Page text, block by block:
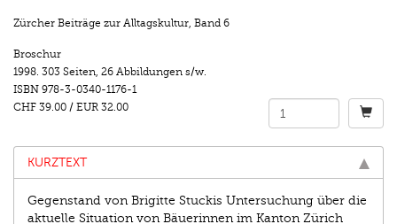
Zürcher Beiträge zur Alltagskultur, Band 6
Broschur
1998. 303 Seiten, 26 Abbildungen s/w.
ISBN 978-3-0340-1176-1
CHF 39.00 / EUR 32.00
KURZTEXT
Gegenstand von Brigitte Stuckis Untersuchung über die
aktuelle Situation von Bäuerinnen im Kanton Zürich